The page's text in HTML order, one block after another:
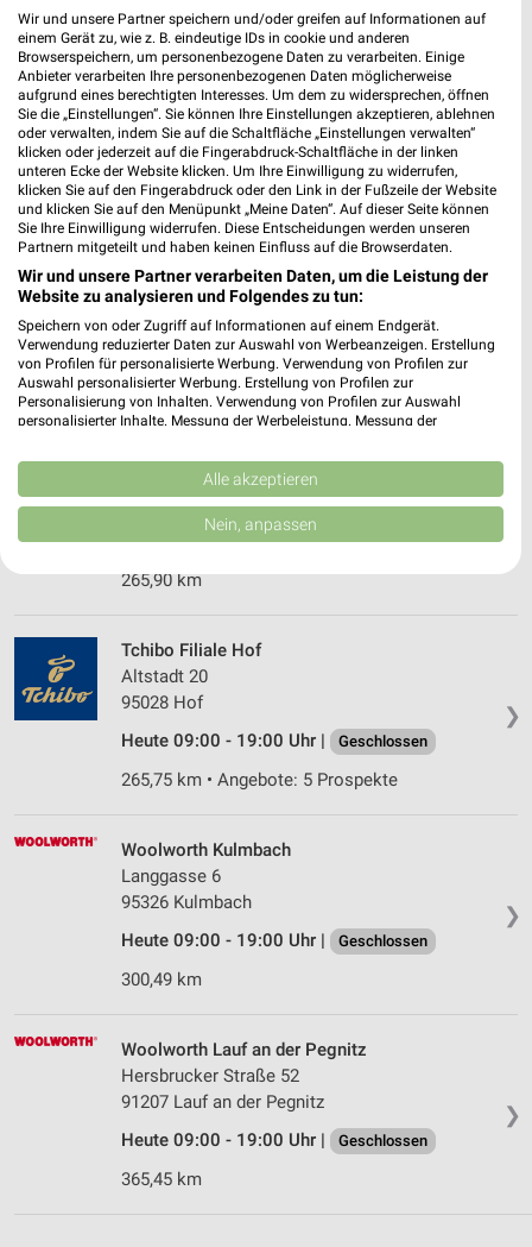
Tchibo Filiale mit Kaffee Bar Amberg
Georgenstrasse 23
92224 Amberg
Heute 09:00 - 18:00 Uhr | Geschlossen
358,75 km • Angebote: 5 Prospekte
Ernsting's family Amberg
Am Bergsteig 1
92224 Amberg
Heute 09:00 - 20:00 Uhr | Geschlossen
359,30 km
❯
Lorenzstr. 19
95028 Hof
Heute 09:00 - 19:00 Uhr | Geschlossen
265,90 km
❯
Tchibo Filiale Hof
Altstadt 20
95028 Hof
Heute 09:00 - 19:00 Uhr |
Geschlossen
265,75 km • Angebote: 5 Prospekte
❯
Woolworth Kulmbach
Langgasse 6
95326 Kulmbach
Heute 09:00 - 19:00 Uhr |
Geschlossen
300,49 km
❯
Woolworth Lauf an der Pegnitz
Hersbrucker Straße 52
91207 Lauf an der Pegnitz
Heute 09:00 - 19:00 Uhr |
Geschlossen
365,45 km
Wir und unsere Partner speichern und/oder greifen auf Informationen auf
einem Gerät zu, wie z. B. eindeutige IDs in cookie und anderen
Browserspeichern, um personenbezogene Daten zu verarbeiten. Einige
Anbieter verarbeiten Ihre personenbezogenen Daten möglicherweise
aufgrund eines berechtigten Interesses. Um dem zu widersprechen, öffnen
Sie die „Einstellungen“. Sie können Ihre Einstellungen akzeptieren, ablehnen
oder verwalten, indem Sie auf die Schaltfläche „Einstellungen verwalten“
klicken oder jederzeit auf die Fingerabdruck-Schaltfläche in der linken
unteren Ecke der Website klicken. Um Ihre Einwilligung zu widerrufen,
klicken Sie auf den Fingerabdruck oder den Link in der Fußzeile der Website
und klicken Sie auf den Menüpunkt „Meine Daten“. Auf dieser Seite können
Sie Ihre Einwilligung widerrufen. Diese Entscheidungen werden unseren
Partnern mitgeteilt und haben keinen Einfluss auf die Browserdaten.
Wir und unsere Partner verarbeiten Daten, um die Leistung der
Website zu analysieren und Folgendes zu tun:
Speichern von oder Zugriff auf Informationen auf einem Endgerät.
Verwendung reduzierter Daten zur Auswahl von Werbeanzeigen. Erstellung
von Profilen für personalisierte Werbung. Verwendung von Profilen zur
Auswahl personalisierter Werbung. Erstellung von Profilen zur
Personalisierung von Inhalten. Verwendung von Profilen zur Auswahl
personalisierter Inhalte. Messung der Werbeleistung. Messung der
Kombinationen von Daten aus verschiedenen Quellen. Entwicklung und
Verbesserung der Angebote. Verwendung reduzierter Daten zur Auswahl
von Inhalten.
Daten können außerhalb der Europäischen Union weitergegeben und in die
Website/App.
Wir nutzen Ihre Daten für folgende Zwecke:
IAB-Verarbeitungszwecke:
Speichern von oder Zugriff auf Informationen
auf einem Endgerät
Verwendung reduzierter Daten zur Auswahl von
Erstellung von Profilen für personalisierte
Verwendung von Profilen zur Auswahl
personalisierter Werbung
Erstellung von Profilen zur Personalisierung
Verwendung von Profilen zur Auswahl
personalisierter Inhalte
Messung der Performance von Inhalten
Alle akzeptieren
Nein, anpassen